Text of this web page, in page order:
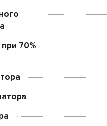
70%